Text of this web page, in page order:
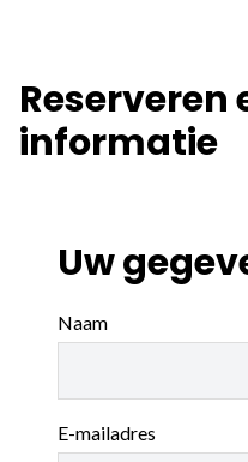
Reserveren
informatie
Uw
Naam
E-mailadres